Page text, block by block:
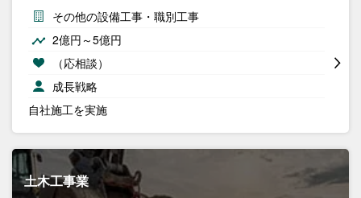
その他の設備工事・職別工事
2億円～5億円
（応相談）
成長戦略
自社施工を実施
土木工事業